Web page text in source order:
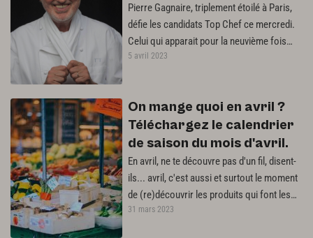
Pierre Gagnaire, triplement étoilé à Paris,
défie les candidats Top Chef ce mercredi.
Celui qui apparait pour la neuvième fois
dans le concours n'a pourtant…
5 avril 2023
On mange quoi en avril ?
Téléchargez le calendrier
de saison du mois d'avril.
En avril, ne te découvre pas d'un fil, disent-
ils... avril, c'est aussi et surtout le moment
de (re)découvrir les produits qui font les
beaux jours ! Rhubarbe,…
31 mars 2023